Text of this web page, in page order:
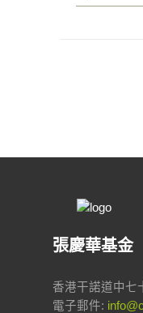
張慶華基金
香港干諾道中七
電子郵件: